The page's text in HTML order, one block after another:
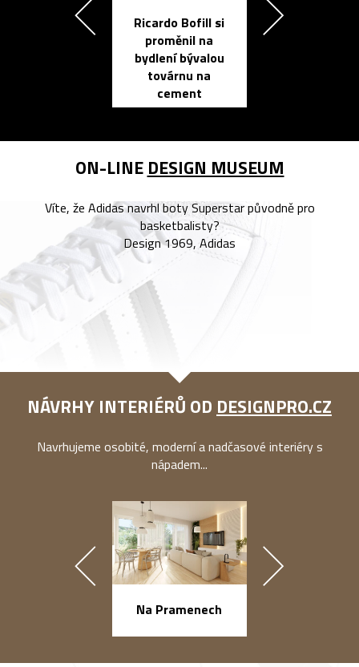
Ricardo Bofill si
proměnil na
bydlení bývalou
továrnu na
cement
ON-LINE DESIGN MUSEUM
Víte, že Adidas navrhl boty Superstar původně pro
basketbalisty?
Design 1969, Adidas
NÁVRHY INTERIÉRŮ OD DESIGNPRO.CZ
Navrhujeme osobité, moderní a nadčasové interiéry s
nápadem...
Na Pramenech